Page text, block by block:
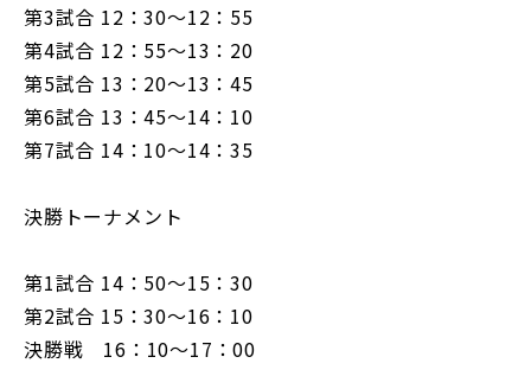
第3試合 12：30～12：55
第4試合 12：55～13：20
第5試合 13：20～13：45
第6試合 13：45～14：10
第7試合 14：10～14：35
決勝トーナメント
第1試合 14：50～15：30
第2試合 15：30～16：10
決勝戦 16：10～17：00